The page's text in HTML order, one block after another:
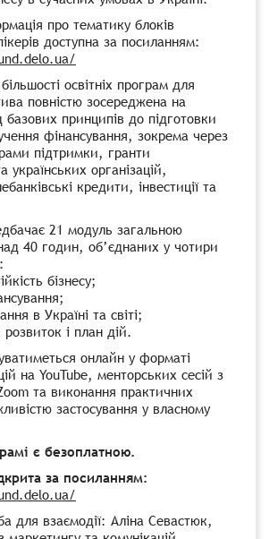
про тематику блоків
доступна за посиланням:
освітніх програм для
повністю зосереджена на
принципів до підготовки
фінансування, зокрема через
підтримки, гранти
українських організацій,
кредити, інвестиції та
21 модуль загальною
40 годин, об’єднаних у чотири
бізнесу;
в Україні та світі;
розвиток і план дій.
онлайн у форматі
на YouTube, менторських сесій з
та виконання практичних
застосування у власному
є безоплатною.
за посиланням:
для взаємодії: Аліна Севастюк,